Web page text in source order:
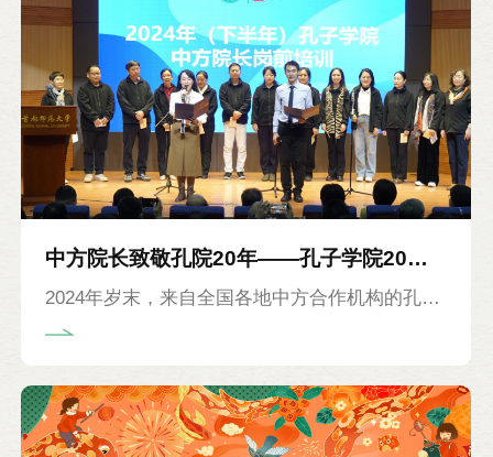
相授专业拍摄技法与独家创作心得，助力每个值
得记录的孔院瞬间都印刻为高光时刻。
中方院长致敬孔院20年——孔子学院20岁
与首都师范大学70岁同庆
2024年岁末，来自全国各地中方合作机构的孔子
学院候任院长共赴冬日之约，参加岗前培训。本
期参训院长中有为孔子学院事业奉献多年，荣获
孔子学院院长纪念奖章的老“孔院人”，他们的人
生与孔子学院紧密相连，见证了孔子学院从萌芽